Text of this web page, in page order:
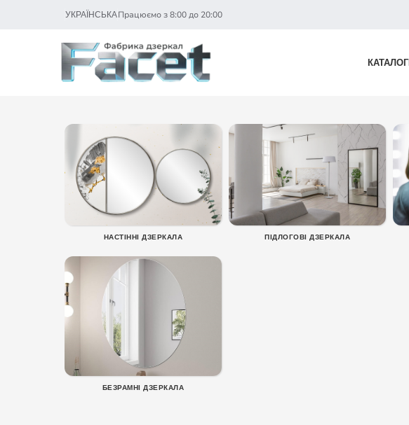
УКРАЇНСЬКАПрацюємо з 8:00 до 20:00
КАТАЛОГ
НАСТІННІ ДЗЕРКАЛА ПІДЛОГОВІ ДЗЕРКАЛА
БЕЗРАМНІ ДЗЕРКАЛА